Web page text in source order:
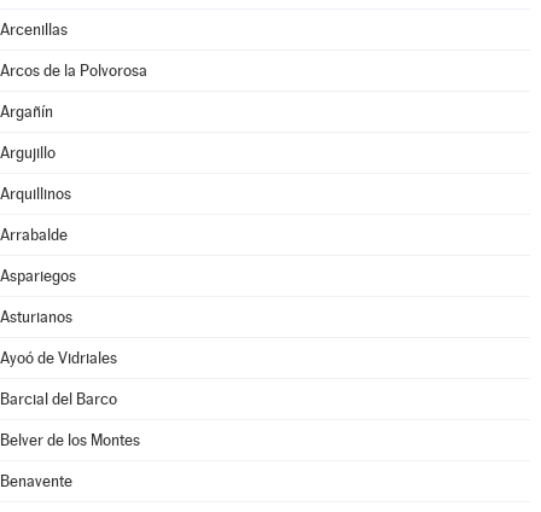
Arcenillas
Arcos de la Polvorosa
Argañín
Argujillo
Arquillinos
Arrabalde
Aspariegos
Asturianos
Ayoó de Vidriales
Barcial del Barco
Belver de los Montes
Benavente